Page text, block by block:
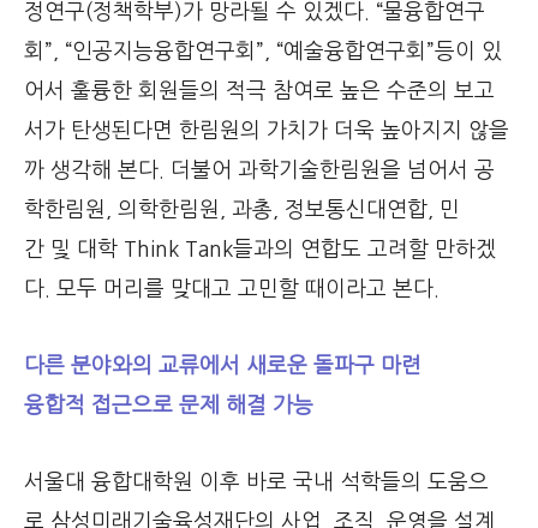
정연구(정책학부)가 망라될 수 있겠다. “물융합연구
회”, “인공지능융합연구회”, “예술융합연구회”등이 있
어서 훌륭한 회원들의 적극 참여로 높은 수준의 보고
서가 탄생된다면 한림원의 가치가 더욱 높아지지 않을
까 생각해 본다. 더불어 과학기술한림원을 넘어서 공
학한림원, 의학한림원, 과총, 정보통신대연합, 민
간 및 대학 Think Tank들과의 연합도 고려할 만하겠
다. 모두 머리를 맞대고 고민할 때이라고 본다.
다른 분야와의 교류에서 새로운 돌파구 마련
융합적 접근으로 문제 해결 가능
서울대 융합대학원 이후 바로 국내 석학들의 도움으
로 삼성미래기술육성재단의 사업, 조직, 운영을 설계